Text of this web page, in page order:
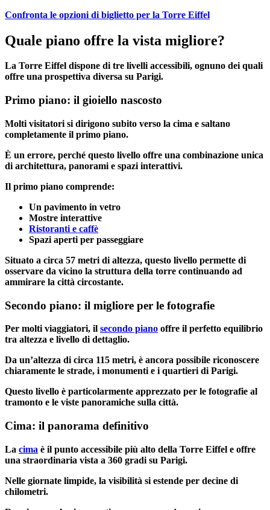
Confronta le opzioni di biglietto per la Torre Eiffel
Quale piano offre la vista migliore?
La Torre Eiffel dispone di tre livelli accessibili, ognuno dei quali
offre una prospettiva diversa su Parigi.
Primo piano: il gioiello nascosto
Molti visitatori si dirigono subito verso la cima e saltano
completamente il primo piano.
È un errore, perché questo livello offre una combinazione unica
di architettura, panorami e spazi interattivi.
Il primo piano comprende:
Un pavimento in vetro
Mostre interattive
Ristoranti e caffè
Spazi aperti per passeggiare
Situato a circa 57 metri di altezza, questo livello permette di
osservare da vicino la struttura della torre continuando ad
ammirare la città circostante.
Secondo piano: il migliore per le fotografie
Per molti viaggiatori, il secondo piano offre il perfetto equilibrio
tra altezza e livello di dettaglio.
Da un’altezza di circa 115 metri, è ancora possibile riconoscere
chiaramente le strade, i monumenti e i quartieri di Parigi.
Questo livello è particolarmente apprezzato per le fotografie al
tramonto e le viste panoramiche sulla città.
Cima: il panorama definitivo
La cima è il punto accessibile più alto della Torre Eiffel e offre
una straordinaria vista a 360 gradi su Parigi.
Nelle giornate limpide, la visibilità si estende per decine di
chilometri.